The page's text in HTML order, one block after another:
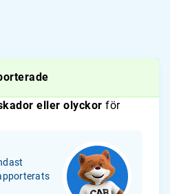
eller olyckor för